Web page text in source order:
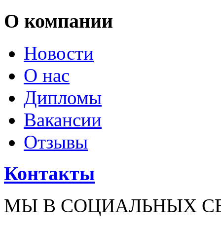
О компании
Новости
О нас
Дипломы
Вакансии
Отзывы
Контакты
МЫ В СОЦИАЛЬНЫХ